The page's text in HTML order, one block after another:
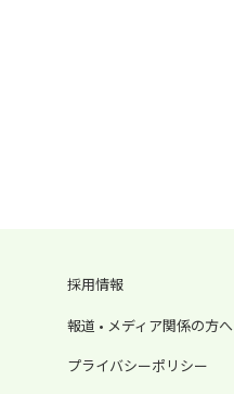
採用情報
報道 • メディア関係の方へ
プライバシーポリシー